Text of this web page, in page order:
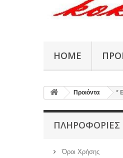
HOME
Προιόντα *
ΠΛΗΡΟΦΟΡΊΕΣ
Όροι Χρήσης